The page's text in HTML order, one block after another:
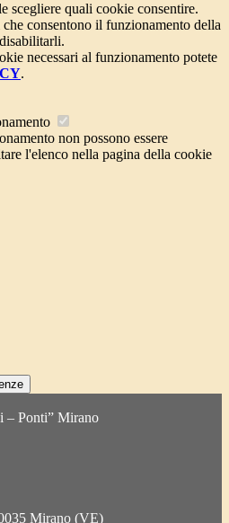
scegliere quali cookie consentire.
consentono il funzionamento della
necessari al funzionamento potete
.
non possono essere
l'elenco nella pagina della cookie
– Ponti” Mirano
Mirano (VE)